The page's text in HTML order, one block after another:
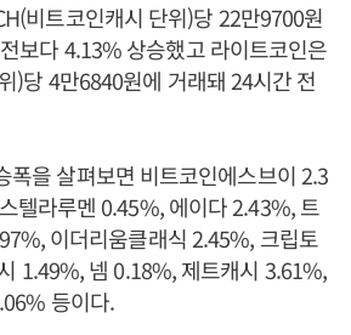
비트코인캐시 단위)당 22만9700원
보다 4.13% 상승했고 라이트코인은
)당 4만6840원에 거래돼 24시간 전
폭을 살펴보면 비트코인에스브이 2.3
텔라루멘 0.45%, 에이다 2.43%, 트
이더리움클래식 2.45%, 크립토
1.49%, 넴 0.18%, 제트캐시 3.61%,
등이다.